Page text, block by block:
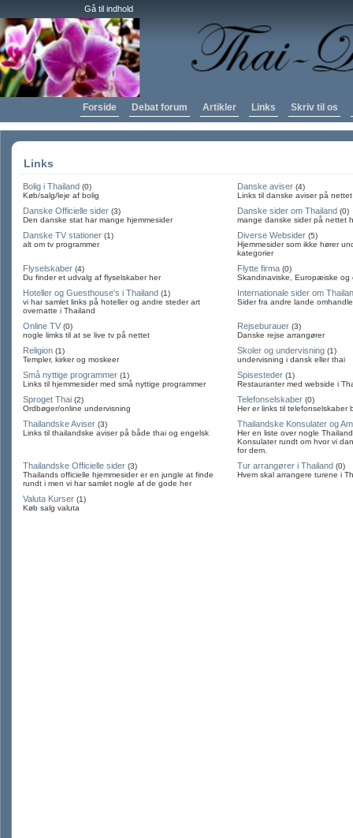
Gå til indhold
Forside Debat forum Artikler Links Skriv til os
Links
Bolig i Thailand (0)
Køb/salg/leje af bolig
Danske aviser (4)
Links til danske aviser på nettet
Danske Officielle sider (3)
Den danske stat har mange hjemmesider
Danske sider om Thailand (0)
mange danske sider på nettet
Danske TV stationer (1)
alt om tv programmer
Diverse Websider (5)
Hjemmesider som ikke hører
kategorier
Flyselskaber (4)
Du finder et udvalg af flyselskaber her
Flytte firma (0)
Skandinaviske, Europæiske og
Hoteller og Guesthouse's i Thailand (1)
vi har samlet links på hoteller og andre steder art
overnatte i Thailand
Internationale sider om
Sider fra andre lande
Online TV (0)
nogle limks til at se live tv på nettet
Rejseburauer (3)
Danske rejse arrangører
Religion (1)
Templer, kirker og moskeer
Skoler og undervisning (1)
undervisning i dansk eller thai
Små nyttige programmer (1)
Links til hjemmesider med små nyttige programmer
Spisesteder (1)
Restauranter med webside i
Sproget Thai (2)
Ordbøger/online undervisning
Telefonselskaber (0)
Her er links til telefonselskaber
Thailandske Aviser (3)
Links til thailandske aviser på både thai og engelsk
Thailandske Konsulater og
Her en liste over nogle
Konsulater rundt om hvor vi
for dem.
Thailandske Officielle sider (3)
Thailands officielle hjemmesider er en jungle at finde
rundt i men vi har samlet nogle af de gode her
Tur arrangører i Thailand (0)
Hvem skal arrangere turene i
Valuta Kurser (1)
Køb salg valuta